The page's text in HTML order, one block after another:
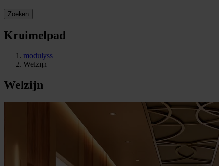
Zoeken
Kruimelpad
modulyss
Welzijn
Welzijn